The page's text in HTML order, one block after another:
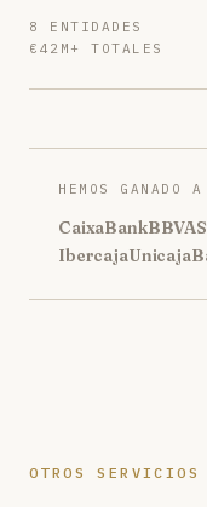
8 ENTIDADES
€42M+ TOTALES
HEMOS GANADO A
CaixaBankBBVA
IbercajaUnicaja
OTROS SERVICIOS